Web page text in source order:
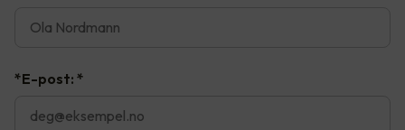
*E-post: *